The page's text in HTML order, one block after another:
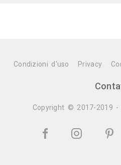
Condizioni d'uso Privacy
Copyright © 2017-2019